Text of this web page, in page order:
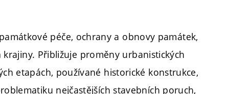
péče, ochrany a obnovy památek,
Přibližuje proměny urbanistických
etapách, používané historické konstrukce,
nejčastějších stavebních poruch,